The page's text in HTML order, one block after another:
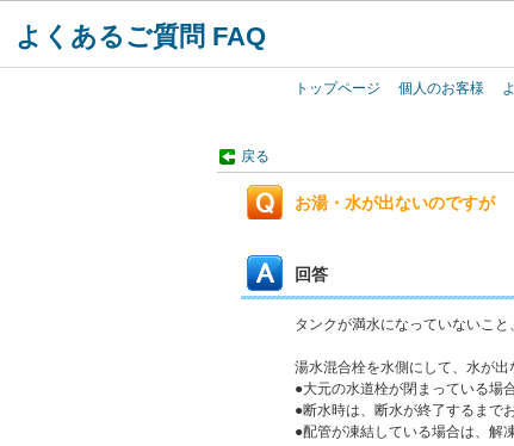
よくあるご質問 FAQ
トップページ 個人のお客様
戻る
お湯・水が出ないのですが
回答
タンクが満水になっていないこ
湯水混合栓を水側にして、水が出
●大元の水道栓が閉まっている場
●断水時は、断水が終了するまで
●配管が凍結している場合は、解